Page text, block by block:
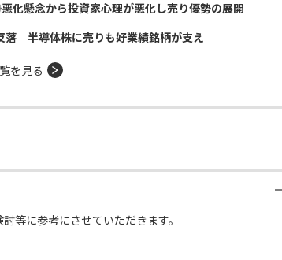
化懸念から投資家心理が悪化し売り優勢の展開
落 半導体株に売りも好業績銘柄が支え
を見る
等に参考にさせていただきます。